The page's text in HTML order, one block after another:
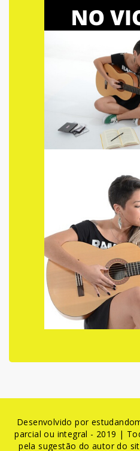
Desenvolvido por
parcial ou integral - 2019 | Todos os vídeos são postados
pela sugestão do autor do